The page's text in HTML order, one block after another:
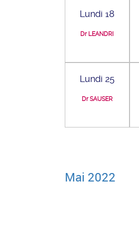
Lundi 18
Dr LEANDRI
Lundi 25
Dr SAUSER
Mai 2022